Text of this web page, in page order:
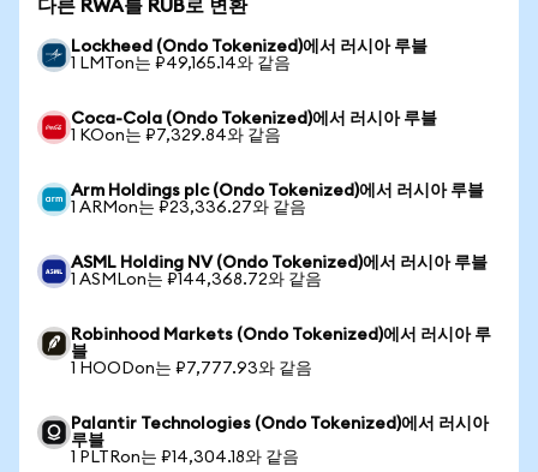
다른 RWA를 RUB로 변환
Lockheed (Ondo Tokenized)에서 러시아 루블
1 LMTon는 ₽49,165.14와 같음
Coca-Cola (Ondo Tokenized)에서 러시아 루블
1 KOon는 ₽7,329.84와 같음
Arm Holdings plc (Ondo Tokenized)에서 러시아 루블
1 ARMon는 ₽23,336.27와 같음
ASML Holding NV (Ondo Tokenized)에서 러시아 루블
1 ASMLon는 ₽144,368.72와 같음
Robinhood Markets (Ondo Tokenized)에서 러시아 루
블
1 HOODon는 ₽7,777.93와 같음
Palantir Technologies (Ondo Tokenized)에서 러시아
루블
1 PLTRon는 ₽14,304.18와 같음